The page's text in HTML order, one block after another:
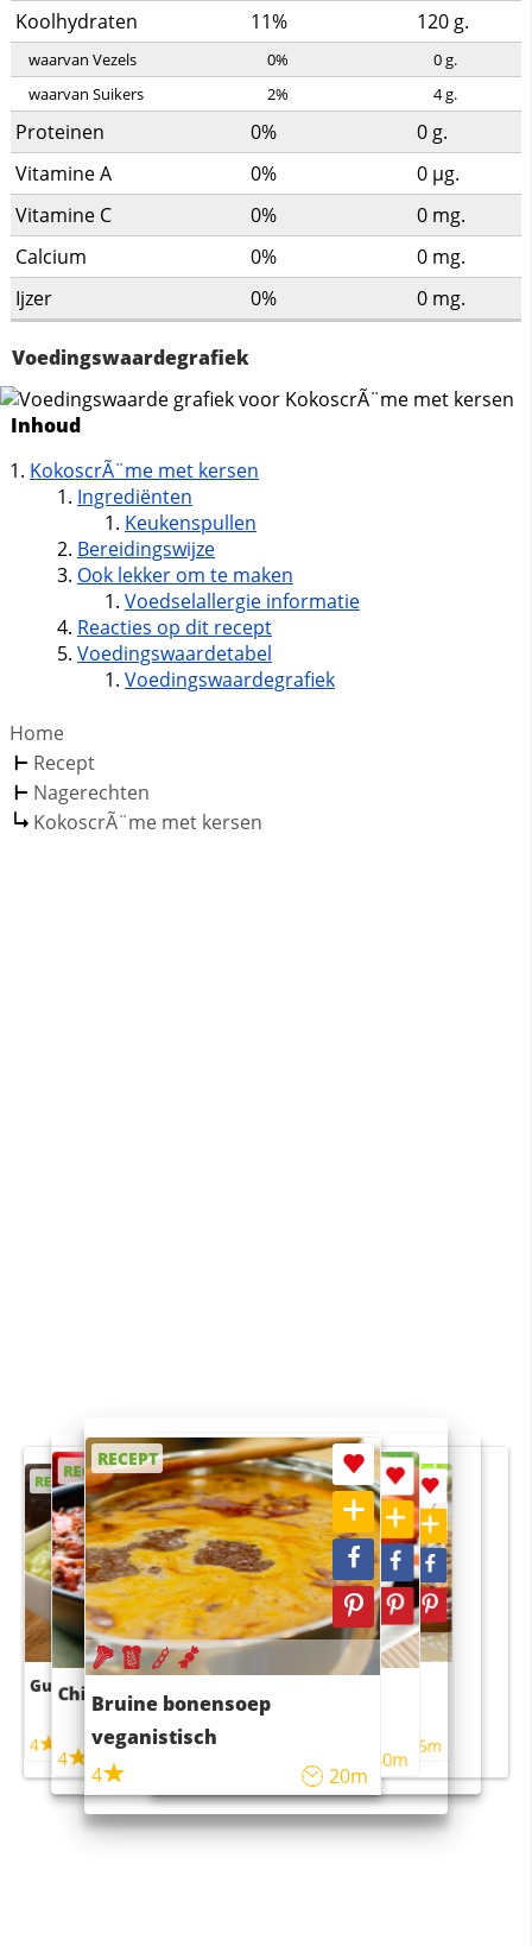
Koolhydraten 11% 120 g.
waarvan Vezels 0% 0g.
waarvan Suikers
2% 4g.
Proteinen 0% 0 g.
Vitamine A
0% 0 µg.
Vitamine C
0% 0 mg.
Calcium
0% 0 mg.
Ijzer
0% 0 mg.
Voedingswaardegrafiek
Inhoud
KokoscrÃ¨me met kersen
Ingrediënten
Keukenspullen
Bereidingswijze
Ook lekker om te maken
Voedselallergie informatie
Reacties op dit recept
Voedingswaardetabel
Voedingswaardegrafiek
Home
Recept
Nagerechten
KokoscrÃ¨me met kersen
RECEPT
Guacamole
4
RECEPT
Chili con carne
4 45m
RECEPT
Bruine bonensoep
veganistisch
4
20m
RECEPT
Sushi rijstsalade
maaltijdsalade
40m
RECEPT
4 55m